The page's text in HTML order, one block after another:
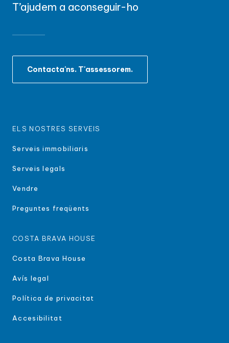
T’ajudem a aconseguir-ho
Contacta'ns. T'assessorem.
ELS NOSTRES SERVEIS
Serveis immobiliaris
Serveis legals
Vendre
Preguntes freqüents
COSTA BRAVA HOUSE
Costa Brava House
Avís legal
Política de privacitat
Accesibilitat